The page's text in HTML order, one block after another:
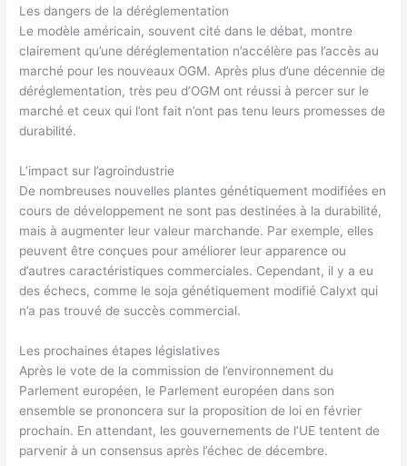
Les dangers de la déréglementation
Le modèle américain, souvent cité dans le débat, montre
clairement qu’une déréglementation n’accélère pas l’accès au
marché pour les nouveaux OGM. Après plus d’une décennie de
déréglementation, très peu d’OGM ont réussi à percer sur le
marché et ceux qui l’ont fait n’ont pas tenu leurs promesses de
durabilité.
L’impact sur l’agroindustrie
De nombreuses nouvelles plantes génétiquement modifiées en
cours de développement ne sont pas destinées à la durabilité,
mais à augmenter leur valeur marchande. Par exemple, elles
peuvent être conçues pour améliorer leur apparence ou
d’autres caractéristiques commerciales. Cependant, il y a eu
des échecs, comme le soja génétiquement modifié Calyxt qui
n’a pas trouvé de succès commercial.
Les prochaines étapes législatives
Après le vote de la commission de l’environnement du
Parlement européen, le Parlement européen dans son
ensemble se prononcera sur la proposition de loi en février
prochain. En attendant, les gouvernements de l’UE tentent de
parvenir à un consensus après l’échec de décembre.